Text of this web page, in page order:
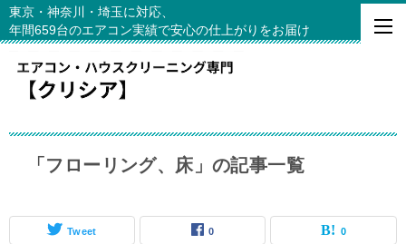
東京・神奈川・埼玉に対応、
年間659台のエアコン実績で安心の仕上がりをお届け
「フローリング、床」の記事一覧
Tweet 0 0